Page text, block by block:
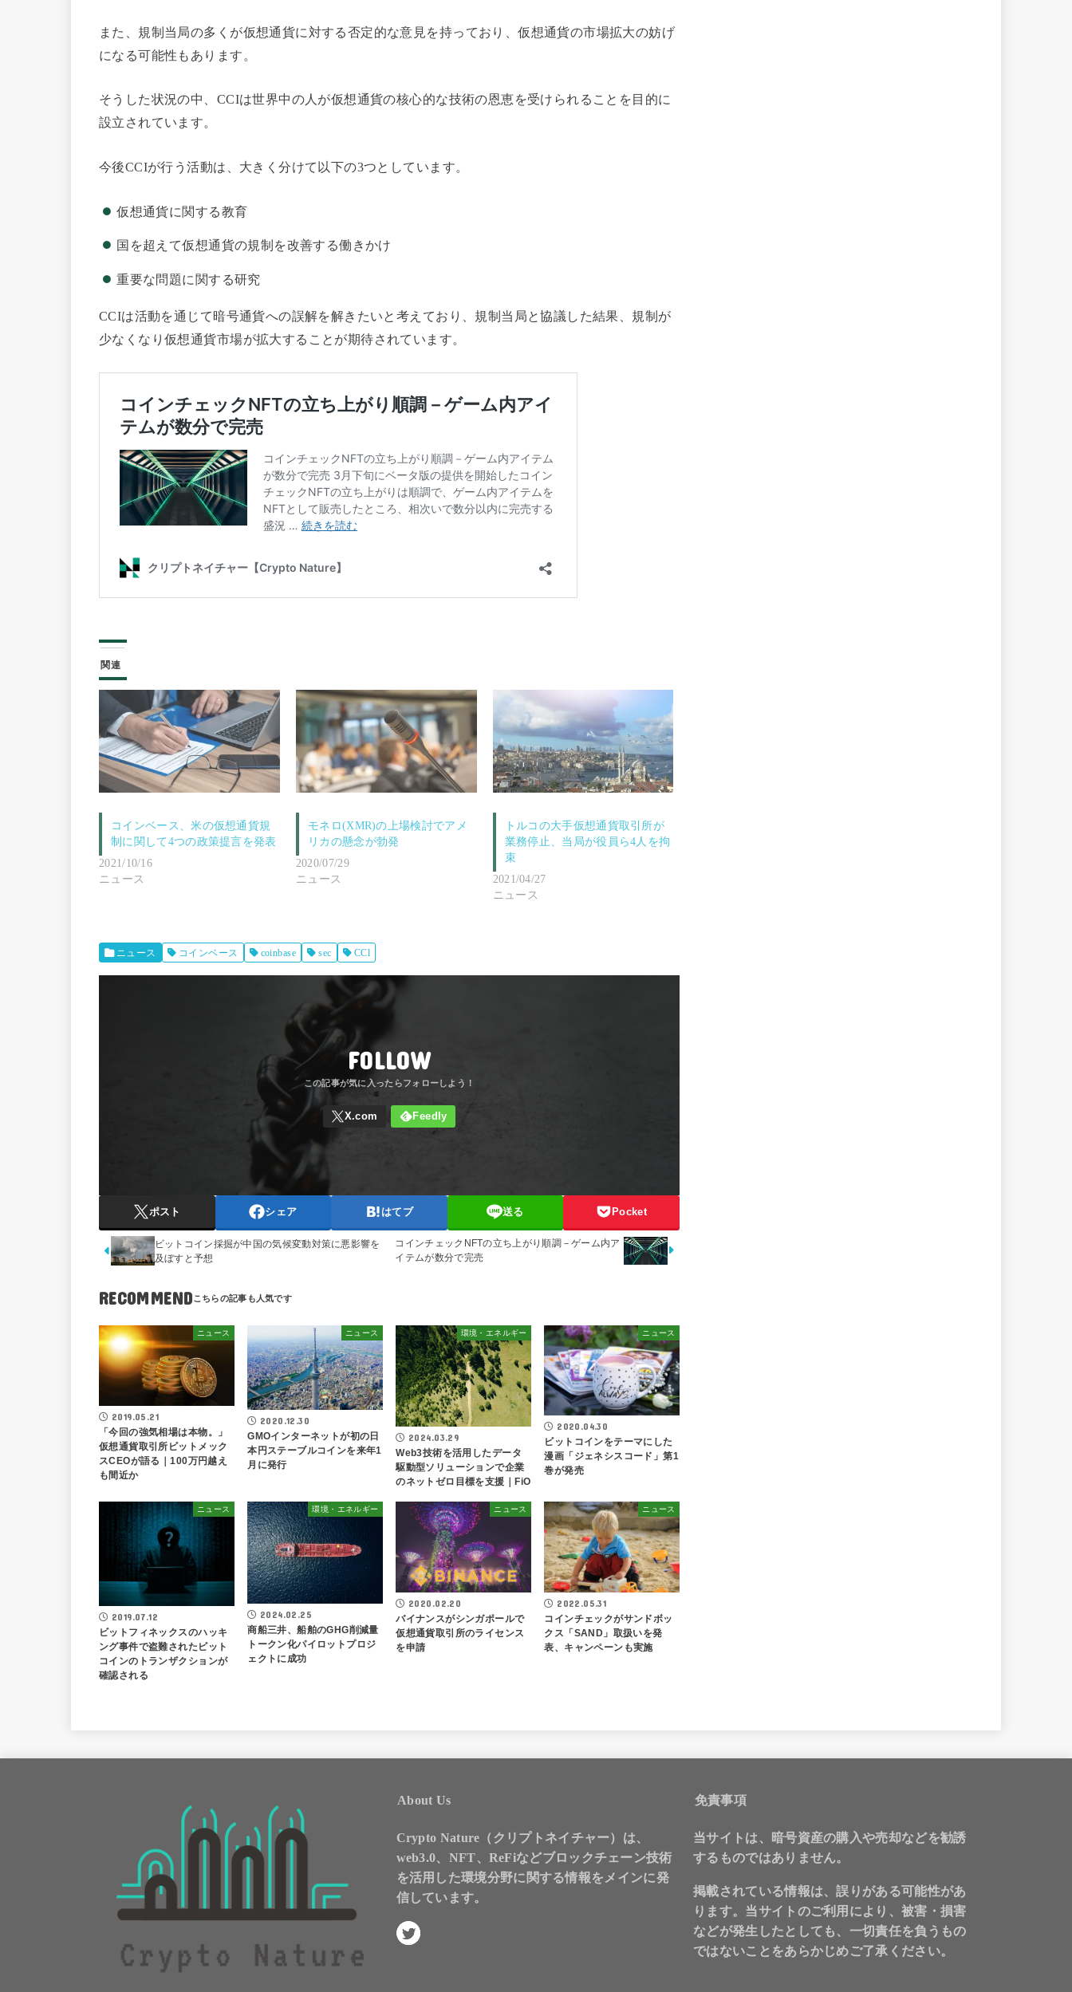
また、規制当局の多くが仮想通貨に対する否定的な意見を持っており、仮想通貨の市場拡大の妨げ
になる可能性もあります。
そうした状況の中、 CCIは世界中の人が仮想通貨の核心的な技術の恩恵を受けられることを目的に
設立されています。
今後CCIが行う活動は、大きく分けて以下の3つとしています。
仮想通貨に関する教育
国を超えて仮想通貨の規制を改善する働きかけ
重要な問題に関する研究
CCIは活動を通じて暗号通貨への誤解を解きたいと考えており、 規制当局と協議した結果、規制が
少なくなり仮想通貨市場が拡大することが期待されています。
関連
コインベース、米の仮想通貨規
制に関して4つの政策提言を発表
2021/10/16
ニュース
モネロ(XMR)の上場検討でアメ
リカの懸念が勃発
2020/07/29
ニュース
トルコの大手仮想通貨取引所が
業務停止、当局が役員ら4人を拘
束
2021/04/27
ニュース
ニュース コインベース coinbase sec CCl
FOLLOW
ポスト シェア はてブ 送る Pocket
ビットコイン採掘が中国の気候変動対策に悪影響を
及ぼすと予想
コインチェックNFTの立ち上がり順調－ゲーム内ア
イテムが数分で完売
RECOMMEND
ニュース
2019.05.21
「今回の強気相場は本物。」
仮想通貨取引所ビットメック
スCEOが語る｜100万円越え
も間近か
ニュース
2020.12.30
GMOインターネットが初の日
本円ステーブルコインを来年1
月に発行
環境・エネルギー
2024.03.29
Web3技術を活用したデータ
駆動型ソリューションで企業
のネットゼロ目標を支援｜FiO
ニュース
2020.04.30
ビットコインをテーマにした
漫画「ジェネシスコード」第1
巻が発売
ニュース
2019.07.12
ビットフィネックスのハッキ
ング事件で盗難されたビット
コインのトランザクションが
確認される
環境・エネルギー
2024.02.25
商船三井、船舶のGHG削減量
トークン化パイロットプロジ
ェクトに成功
ニュース
2020.02.20
バイナンスがシンガポールで
仮想通貨取引所のライセンス
を申請
ニュース
2022.05.31
コインチェックがサンドボッ
クス「SAND」取扱いを発
表、キャンペーンも実施
About Us
Crypto Nature（クリプトネイチャー）は、
web3.0、NFT、ReFiなどブロックチェーン技術
を活用した環境分野に関する情報をメインに発
信しています。
免責事項
当サイトは、暗号資産の購入や売却などを勧誘
するものではありません。
掲載されている情報は、誤りがある可能性があ
ります。当サイトのご利用により、被害・損害
などが発生したとしても、一切責任を負うもの
ではないことをあらかじめご了承ください。